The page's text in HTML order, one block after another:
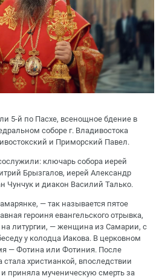
5-й по Пасхе, всенощное бдение в
соборе г. Владивостока
и Приморский Павел.
ключарь собора иерей
Брызгалов, иерей Александр
Чунчук и диакон Василий Талько.
— так называется пятое
героиня евангельского отрывка,
на литургии, — женщина из Самарии, с
у колодца Иакова. В церковном
— Фотина или Фотиния. После
стала христианкой, впоследствии
приняла мученическую смерть за